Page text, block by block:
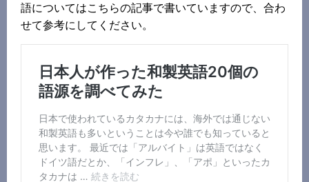
語についてはこちらの記事で書いていますので、合わ
せて参考にしてください。